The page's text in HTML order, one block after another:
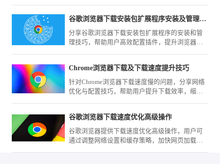
谷歌浏览器下载安装包扩展程序安装及管理技巧
分享谷歌浏览器下载安装包扩展程序的安装和管
理技巧，帮助用户高效配置插件，提升浏览器功
Chrome浏览器下载及下载速度提升技巧
针对Chrome浏览器下载速度慢的问题，分享网络
优化与配置技巧，帮助用户提升下载效率，缩短
谷歌浏览器下载速度优化高级操作
谷歌浏览器提供下载速度优化高级操作，用户可
通过调整网络设置和缓存策略，加快网页加载和